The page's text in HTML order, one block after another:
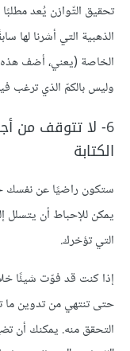
تحقيق التّوازن يُعد
الذهبية التي أشرنا لها
الخاصة (يعني، أضف هذه
وليس بالكمّ الذي ترغب
6- لا تتوقف من
الكتابة
ستكون راضيًا عن نفسك
يمكن للإحباط أن
التي تؤخرك.
إذا كنت قد فوّت شيئًا
حتى تنتهي من تدوين ما
التحقق منه. يمكنك أن